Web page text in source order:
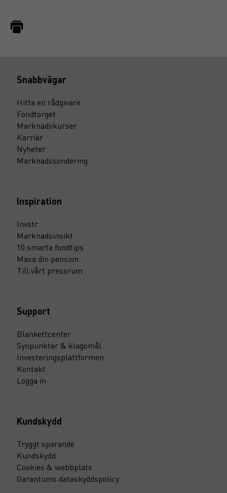
Snabbvägar
Hitta en rådgivare
Fondtorget
Marknadskurser
Karriär
Nyheter
Marknadssondering
Inspiration
Invstr
Marknadsinsikt
10 smarta fondtips
Maxa din pension
Till vårt pressrum
Support
Blankettcenter
Synpunkter & klagomål
Investeringsplattformen
Kontakt
Logga in
Kundskydd
Tryggt sparande
Kundskydd
Cookies & webbplats
Garantums dataskyddspolicy